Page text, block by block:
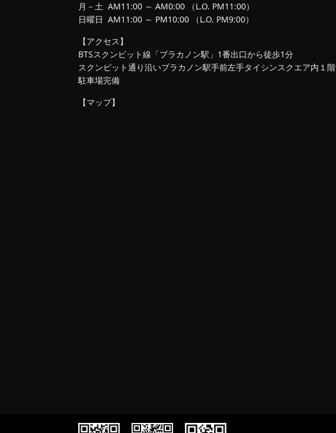
月－土 AM11:00 ～ AM0:00 （L.O. PM11:00）
日曜日 AM11:00 ～ PM10:00 （L.O. PM9:00）
【アクセス】
BTSスクンビット線「プラカノン駅」1番出口から徒歩1分
スクンビット通り沿いプラカノン駅手前左手タイシンスクエア内１階
駐車場完備
【マップ】